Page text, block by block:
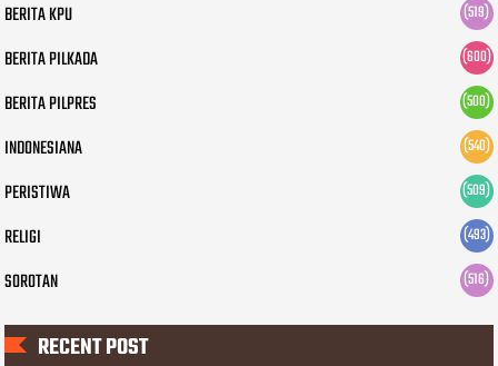
BERITA KPU (519)
BERITA PILKADA (600)
BERITA PILPRES (500)
INDONESIANA (540)
PERISTIWA (509)
RELIGI (493)
SOROTAN (516)
RECENT POST